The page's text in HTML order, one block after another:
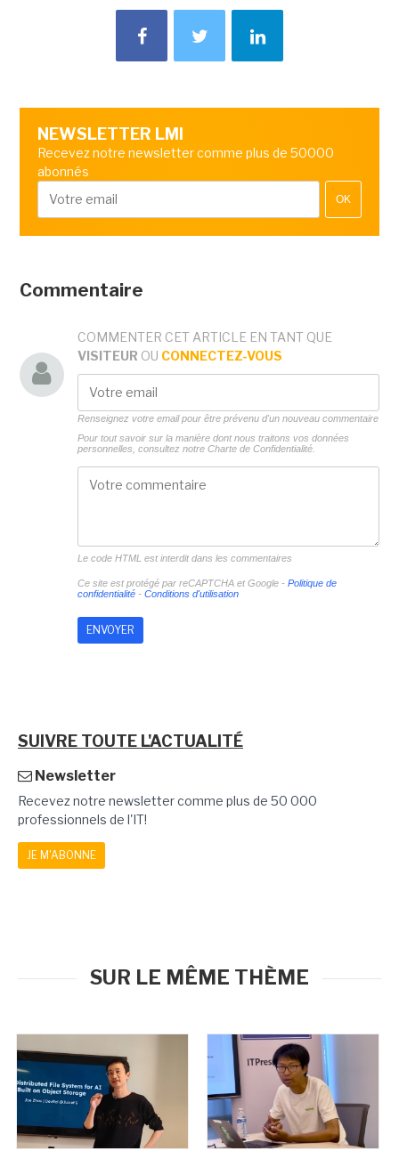
NEWSLETTER LMI
Recevez notre newsletter comme plus de 50000
abonnés
OK
Commentaire
COMMENTER CET ARTICLE EN TANT QUE
VISITEUR OU CONNECTEZ-VOUS
Renseignez votre email pour être prévenu d'un nouveau commentaire
Pour tout savoir sur la manière dont nous traitons vos données
personnelles, consultez notre Charte de Confidentialité.
Le code HTML est interdit dans les commentaires
Ce site est protégé par reCAPTCHA et Google - Politique de
confidentialité- Conditions d'utilisation
SUIVRE TOUTE L'ACTUALITÉ
Newsletter
Recevez notre newsletter comme plus de 50 000
professionnels de l'IT!
JE M'ABONNE
SUR LE MÊME THÈME